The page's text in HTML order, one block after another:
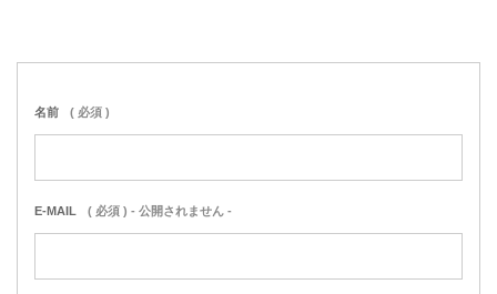
名前 ( 必須 )
E-MAIL ( 必須 ) - 公開されません -